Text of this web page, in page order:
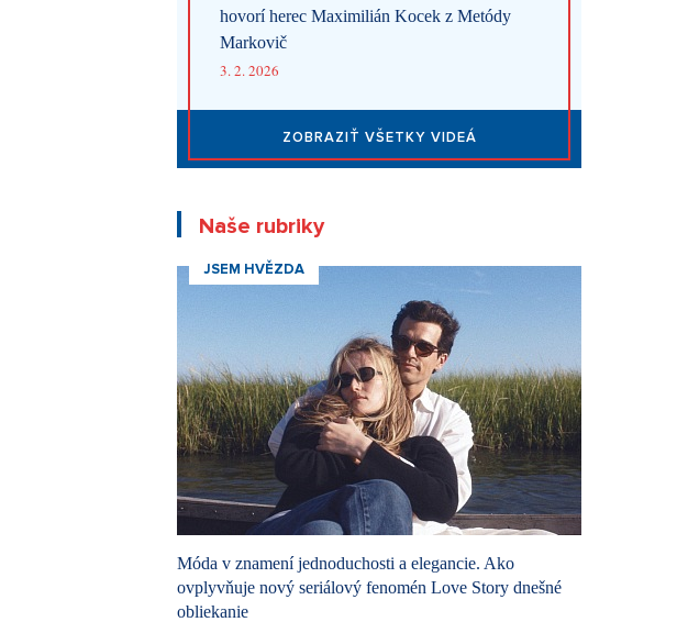
hovorí herec Maximilián Kocek z Metódy
Markovič
3. 2. 2026
ZOBRAZIŤ VŠETKY VIDEÁ
Naše rubriky
JSEM HVĚZDA
Móda v znamení jednoduchosti a elegancie. Ako
ovplyvňuje nový seriálový fenomén Love Story dnešné
obliekanie